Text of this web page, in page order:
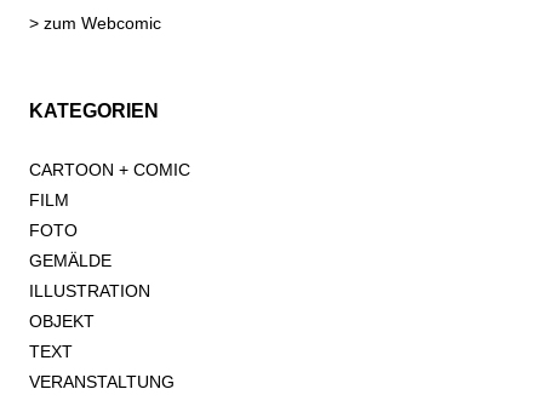
> zum Webcomic
KATEGORIEN
CARTOON + COMIC
FILM
FOTO
GEMÄLDE
ILLUSTRATION
OBJEKT
TEXT
VERANSTALTUNG